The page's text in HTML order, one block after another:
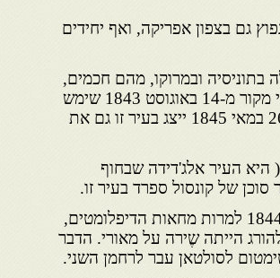
גם בצפון אפריקה, ואף יחידים
בתוניסיה ובמרוקו, מהם חכמים,
סוחרים ודיפלומטים. דרמון כיהן בכמה תפקידים. לפי מקור מ-14 באוגוסט 1843 שימש
סוכן קונסולרי של בריטניה בקזבלנקה, ולפי מידע מ-26 במאי 1845 ייצג בעיר זו גם את
היא העיר אלג'דידה שבחוף
של קונסול ספרד בעיר זו.
בשל עדות שקר של מושל העיר הוצא להורג בינואר 1844 למרות מחאות הדיפלומטים,
הייתה שֶירה על מאורי. הדבר
לסולטאן עבר לרחמן השני.